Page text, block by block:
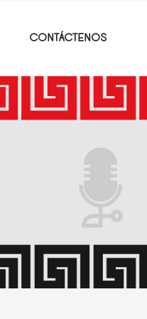
CONTÁCTENOS